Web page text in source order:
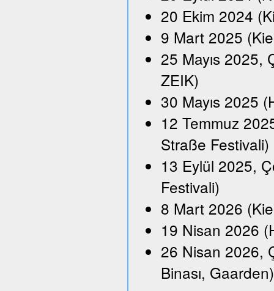
20 Ekim 2024
9 Mart 2025
25 Mayıs 2025,
ZEIK)
30 Mayıs 2025
12 Temmuz
Straße Festivali)
13 Eylül 2025,
Festivali)
8 Mart 2026
19 Nisan 2026
26 Nisan 2026,
Binası, Gaarden)